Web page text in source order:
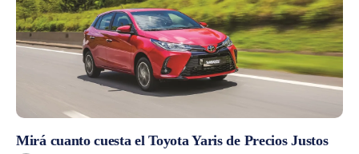
Mirá cuanto cuesta el Toyota Yaris de Precios Justos